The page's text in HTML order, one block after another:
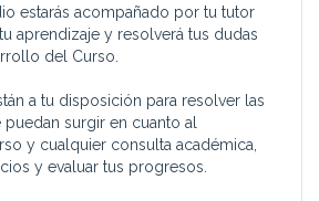
estarás acompañado por tu tutor
aprendizaje y resolverá tus dudas
del Curso.
a tu disposición para resolver las
surgir en cuanto al
y cualquier consulta académica,
y evaluar tus progresos.